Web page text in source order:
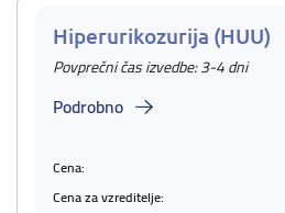
Hiperurikozurija (HUU)
Povprečni čas izvedbe: 3-4 dni
Podrobno
Cena:
Cena za vzreditelje: